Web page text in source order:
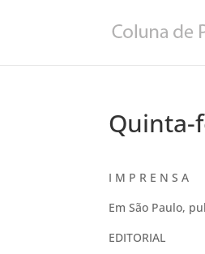
Quinta-
I M P R E N S A
Em São Paulo,
EDITORIAL